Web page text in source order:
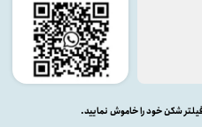
فیلتر شکن خود را خاموش نمایید.